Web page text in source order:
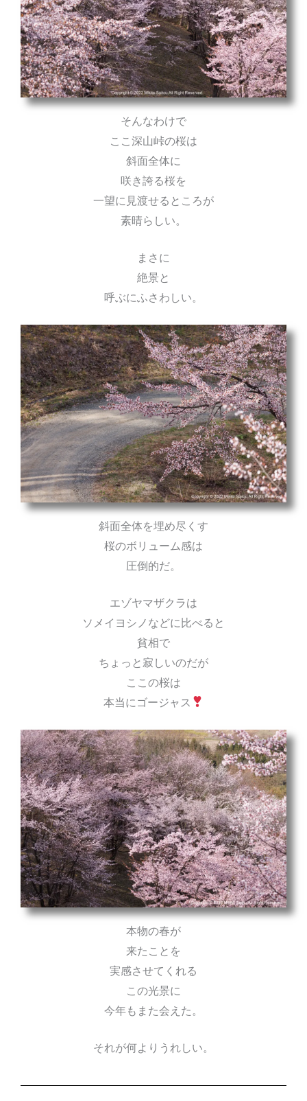
そんなわけで
ここ深山峠の桜は
斜面全体に
咲き誇る桜を
一望に見渡せるところが
素晴らしい。
まさに
絶景と
呼ぶにふさわしい。
斜面全体を埋め尽くす
桜のボリューム感は
圧倒的だ。
エゾヤマザクラは
ソメイヨシノなどに比べると
貧相で
ちょっと寂しいのだが
ここの桜は
本当にゴージャス
本物の春が
来たことを
実感させてくれる
この光景に
今年もまた会えた。
それが何よりうれしい。